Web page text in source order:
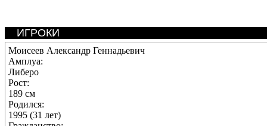
ИГРОКИ
Моисеев Александр Геннадьевич
Амплуа:
Либеро
Рост:
189 см
Родился:
1995 (31 лет)